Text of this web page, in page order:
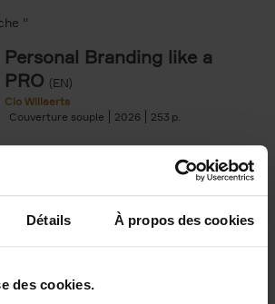
Détails À propos des cookies
des cookies.
''
Personal Branding like a
PRO (EN)
Clo Willaerts
Couverture souple
2026 253
€34,99